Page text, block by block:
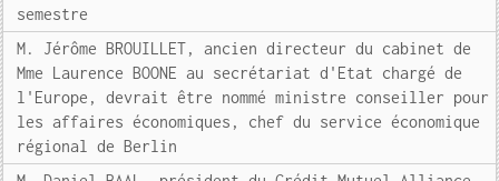
semestre
M. Jérôme BROUILLET, ancien directeur du cabinet de
Mme Laurence BOONE au secrétariat d'Etat chargé de
l'Europe, devrait être nommé ministre conseiller pour
les affaires économiques, chef du service économique
régional de Berlin